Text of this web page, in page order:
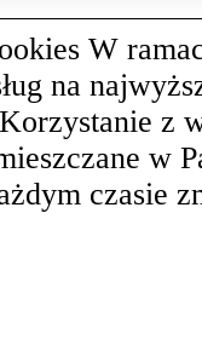
W
na
z
w
czasie